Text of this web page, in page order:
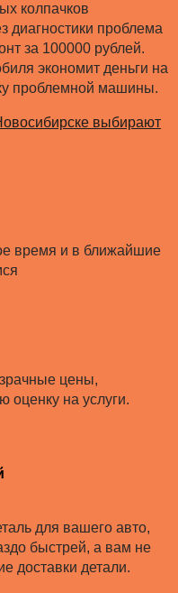
колпачков
диагностики проблема
за 100000 рублей.
экономит деньги на
проблемной машины.
выбирают
время и в ближайшие
цены,
оценку на услуги.
для вашего авто,
быстрей, а вам не
доставки детали.